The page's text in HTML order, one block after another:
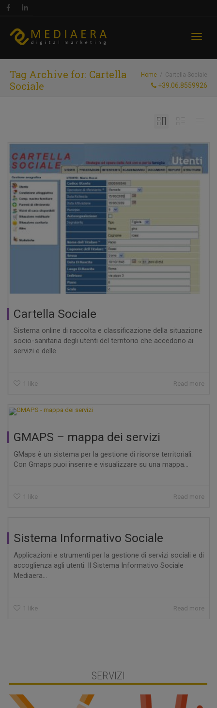
Tag Archive for: Cartella
Sociale
Home Cartella Sociale
+39.06.8559926
Cartella Sociale
Sistema online di raccolta e classificazione della situazione
socio-sanitaria degli utenti del territorio che accedono ai
servizi e delle...
1 like Read more
GMAPS – mappa dei servizi
GMaps è un sistema per la gestione di risorse territoriali.
Con Gmaps puoi inserire e visualizzare su una mappa...
1 like Read more
Sistema Informativo Sociale
Applicazioni e strumenti per la gestione di servizi sociali e di
accoglienza agli utenti. Il Sistema Informativo Sociale
Mediaera...
1 like Read more
SERVIZI